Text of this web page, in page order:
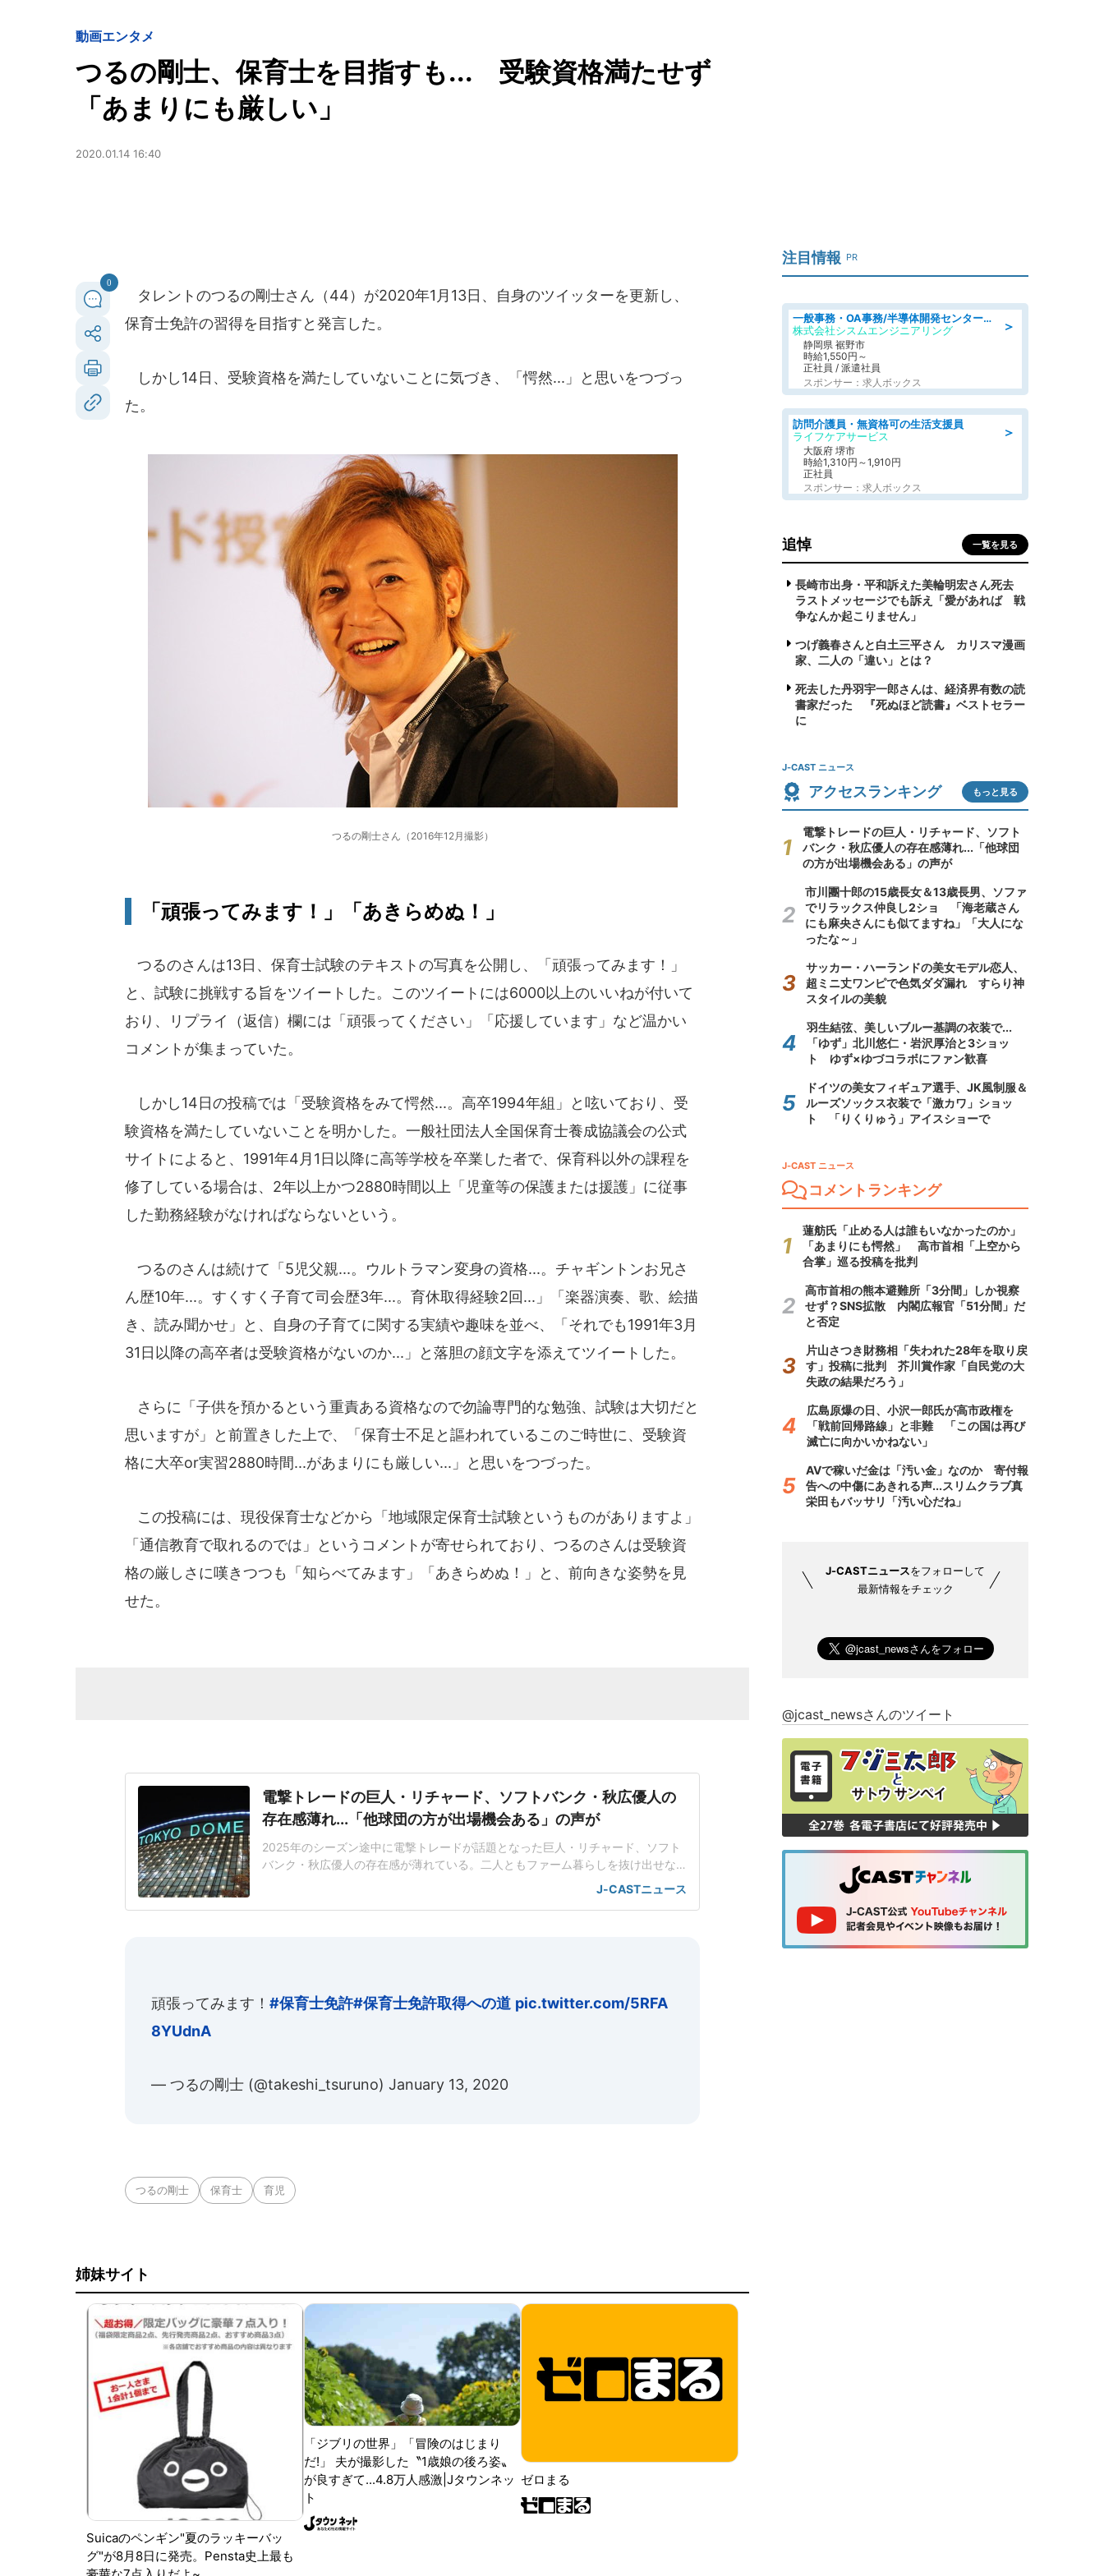
動画エンタメ
つるの剛士、保育士を目指すも... 受験資格満たせず
「あまりにも厳しい」
2020.01.14 16:40
0
タレントのつるの剛士さん（44）が2020年1月13日、自身のツイッターを更新し、
保育士免許の習得を目指すと発言した。
しかし14日、受験資格を満たしていないことに気づき、「愕然...」と思いをつづっ
た。
つるの剛士さん（2016年12月撮影）
「頑張ってみます！」「あきらめぬ！」
つるのさんは13日、保育士試験のテキストの写真を公開し、「頑張ってみます！」
と、試験に挑戦する旨をツイートした。このツイートには6000以上のいいねが付いて
おり、リプライ（返信）欄には「頑張ってください」「応援しています」など温かい
コメントが集まっていた。
しかし14日の投稿では「受験資格をみて愕然...。高卒1994年組」と呟いており、受
験資格を満たしていないことを明かした。一般社団法人全国保育士養成協議会の公式
サイトによると、1991年4月1日以降に高等学校を卒業した者で、保育科以外の課程を
修了している場合は、2年以上かつ2880時間以上「児童等の保護または援護」に従事
した勤務経験がなければならないという。
つるのさんは続けて「5児父親...。ウルトラマン変身の資格...。チャギントンお兄さ
ん歴10年...。すくすく子育て司会歴3年...。育休取得経験2回...」「楽器演奏、歌、絵描
き、読み聞かせ」と、自身の子育てに関する実績や趣味を並べ、「それでも1991年3月
31日以降の高卒者は受験資格がないのか...」と落胆の顔文字を添えてツイートした。
さらに「子供を預かるという重責ある資格なので勿論専門的な勉強、試験は大切だと
思いますが」と前置きした上で、「保育士不足と謳われているこのご時世に、受験資
格に大卒or実習2880時間...があまりにも厳しい...」と思いをつづった。
この投稿には、現役保育士などから「地域限定保育士試験というものがありますよ」
「通信教育で取れるのでは」というコメントが寄せられており、つるのさんは受験資
格の厳しさに嘆きつつも「知らべてみます」「あきらめぬ！」と、前向きな姿勢を見
せた。
電撃トレードの巨人・リチャード、ソフトバンク・秋広優人の
存在感薄れ...「他球団の方が出場機会ある」の声が
2025年のシーズン途中に電撃トレードが話題となった巨人・リチャード、ソフト
バンク・秋広優人の存在感が薄れている。二人ともファーム暮らしを抜け出せな
いリチャードはソフトバンク在籍時にウエスタン・リーグで5年連続本塁打王に輝
いた長打力を評価され、秋広優人、大江竜聖と2対1のトレードで25年5月に巨人に
J-CASTニュース
頑張ってみます！ #保育士免許#保育士免許取得への道 pic.twitter.com/5RFA
8YUdnA
— つるの剛士 (@takeshi_tsuruno) January 13, 2020
つるの剛士 保育士 育児
姉妹サイト
Suicaのペンギン"夏のラッキーバッ
グ"が8月8日に発売。Pensta史上最も
「ジブリの世界」「冒険のはじまり
だ!」 夫が撮影した〝1歳娘の後ろ姿〟
が良すぎて...4.8万人感激|Jタウンネッ
ト
ゼロまる
注目情報 PR
＞
一般事務・OA事務/半導体開発センター内で事務&軽作業スタッフ、募集
株式会社シスムエンジニアリング
静岡県 裾野市
時給1,550円～
正社員 / 派遣社員
スポンサー：求人ボックス
＞
訪問介護員・無資格可の生活支援員
ライフケアサービス
大阪府 堺市
時給1,310円～1,910円
正社員
スポンサー：求人ボックス
追悼 一覧を見る
長崎市出身・平和訴えた美輪明宏さん死去
ラストメッセージでも訴え「愛があれば 戦
争なんか起こりません」
つげ義春さんと白土三平さん カリスマ漫画
家、二人の「違い」とは？
死去した丹羽宇一郎さんは、経済界有数の読
書家だった 『死ぬほど読書』ベストセラー
に
J-CAST ニュース
アクセスランキング もっと見る
電撃トレードの巨人・リチャード、ソフト
バンク・秋広優人の存在感薄れ...「他球団
の方が出場機会ある」の声が
市川團十郎の15歳長女＆13歳長男、ソファ
でリラックス仲良し2ショ 「海老蔵さん
にも麻央さんにも似てますね」「大人にな
ったな～」
サッカー・ハーランドの美女モデル恋人、
超ミニ丈ワンピで色気ダダ漏れ すらり神
スタイルの美貌
羽生結弦、美しいブルー基調の衣装で...
「ゆず」北川悠仁・岩沢厚治と3ショッ
ト ゆず×ゆづコラボにファン歓喜
ドイツの美女フィギュア選手、JK風制服＆
ルーズソックス衣装で「激カワ」ショッ
ト 「りくりゅう」アイスショーで
J-CAST ニュース
コメントランキング
蓮舫氏「止める人は誰もいなかったのか」
「あまりにも愕然」 高市首相「上空から
合掌」巡る投稿を批判
高市首相の熊本避難所「3分間」しか視察
せず？SNS拡散 内閣広報官「51分間」だ
と否定
片山さつき財務相「失われた28年を取り戻
す」投稿に批判 芥川賞作家「自民党の大
失政の結果だろう」
広島原爆の日、小沢一郎氏が高市政権を
「戦前回帰路線」と非難 「この国は再び
滅亡に向かいかねない」
AVで稼いだ金は「汚い金」なのか 寄付報
告への中傷にあきれる声...スリムクラブ真
栄田もバッサリ「汚い心だね」
J-CASTニュースをフォローして
最新情報をチェック
@jcast_newsさんのツイート